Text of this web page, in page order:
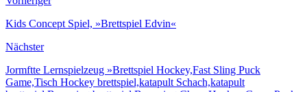
Kids Concept Spiel, »Brettspiel Edvin«
Nächster
Jormftte Lernspielzeug »Brettspiel Hockey,Fast Sling Puck
Game,Tisch Hockey brettspiel,katapult Schach,katapult